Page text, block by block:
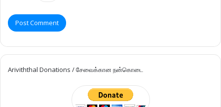
Ariviththal Donations / சேவைக்கான நன்கொடை